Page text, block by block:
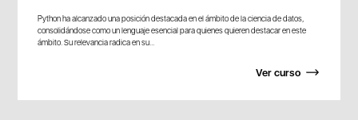
Python ha alcanzado una posición destacada en el ámbito de la ciencia de datos,
consolidándose como un lenguaje esencial para quienes quieren destacar en este
ámbito. Su relevancia radica en su...
Ver curso